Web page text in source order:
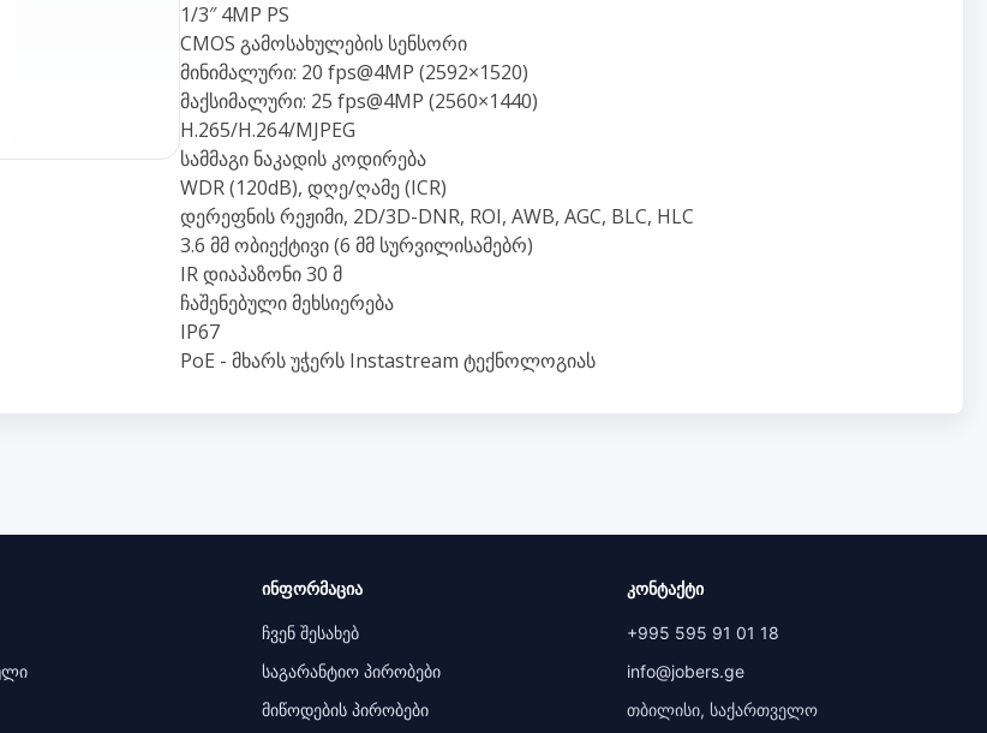
1/3″ 4MP PS
CMOS გამოსახულების სენსორი
მინიმალური: 20 fps@4MP (2592×1520)
მაქსიმალური: 25 fps@4MP (2560×1440)
H.265/H.264/MJPEG
სამმაგი ნაკადის კოდირება
WDR (120dB), დღე/ღამე (ICR)
დერეფნის რეჟიმი, 2D/3D-DNR, ROI, AWB, AGC, BLC, HLC
3.6 მმ ობიექტივი (6 მმ სურვილისამებრ)
IR დიაპაზონი 30 მ
ჩაშენებული მეხსიერება
IP67
PoE - მხარს უჭერს Instastream ტექნოლოგიას
ინფორმაცია
ჩვენ შესახებ
საგარანტიო პირობები
მიწოდების პირობები
კონტაქტი
+995 595 91 01 18
info@jobers.ge
თბილისი, საქართველო